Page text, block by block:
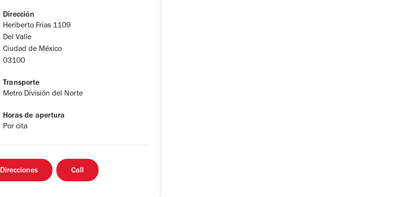
Dirección
Heriberto Frías 1109
Del Valle
Ciudad de México
03100
Transporte
Metro División del Norte
Horas de apertura
Por cita
Direcciones Call